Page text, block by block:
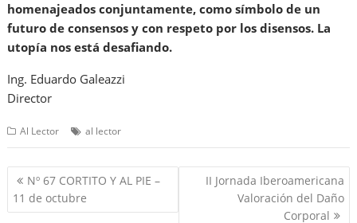
homenajeados conjuntamente, como símbolo de un
futuro de consensos y con respeto por los disensos. La
utopía nos está desafiando.
Ing. Eduardo Galeazzi
Director
Al Lector al lector
Navegación
de
entradas
Nº 67 CORTITO Y AL PIE –
11 de octubre
II Jornada Iberoamericana
Valoración del Daño
Corporal